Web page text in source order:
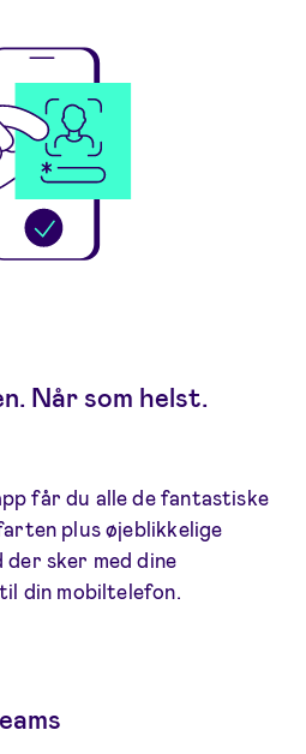
Når som helst.
får du alle de fantastiske
plus øjeblikkelige
der sker med dine
din mobiltelefon.